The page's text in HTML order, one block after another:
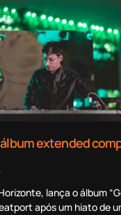
extended
lança o álbum
após um hiato de